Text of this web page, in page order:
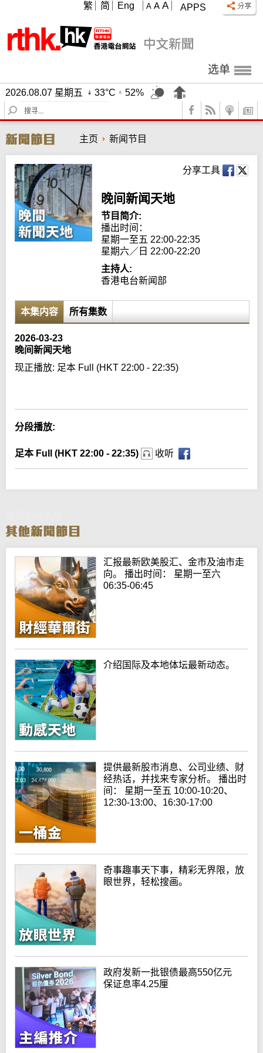
APPS
A A A
繁 简 Eng
选单
2026.08.07 星期五 33°C
52%
S
e
r
c
h
主页 新闻节目
分享工具
晚间新闻天地
节目简介:
播出时间：
星期一至五 22:00-22:35
星期六／日 22:00-22:20
主持人:
香港电台新闻部
本集内容 所有集数
2026-03-23
晚间新闻天地
现正播放: 足本 Full (HKT 22:00 - 22:35)
分段播放:
足本 Full (HKT 22:00 - 22:35) 收听
汇报最新欧美股汇、金市及油市走
向。 播出时间： 星期一至六
06:35-06:45
介绍国际及本地体坛最新动态。
提供最新股市消息、公司业绩、财
经热话，并找来专家分析。 播出时
间： 星期一至五 10:00-10:20、
12:30-13:00、16:30-17:00
奇事趣事天下事，精彩无界限，放
眼世界，轻松搜画。
政府发新一批银债最高550亿元
保证息率4.25厘